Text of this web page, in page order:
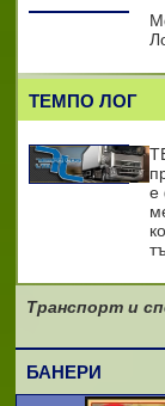
ТЕМПО ЛОГ
е
Транспорт и
БАНЕРИ